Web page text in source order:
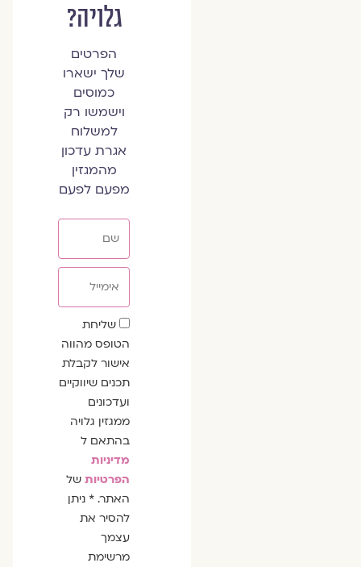
גלויה?
הפרטים
שלך ישארו
כמוסים
וישמשו רק
למשלוח
אגרת עדכון
מהמגזין
מפעם לפעם
שדה
הסכמה
שליחת
הטופס מהווה
אישור לקבלת
תכנים שיווקיים
ועדכונים
ממגזין גלויה
בהתאם ל
מדיניות
הפרטיותשל
האתר. * ניתן
להסיר את
עצמך
מרשימת